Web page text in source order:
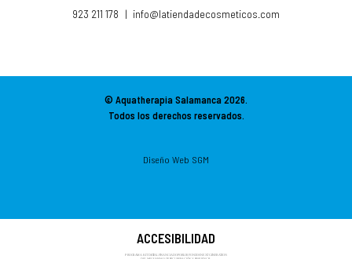
923 211 178 | info@latiendadecosmeticos.com
© Aquatherapia Salamanca2026.
Todos los derechos reservados.
Diseño Web SGM
ACCESIBILIDAD